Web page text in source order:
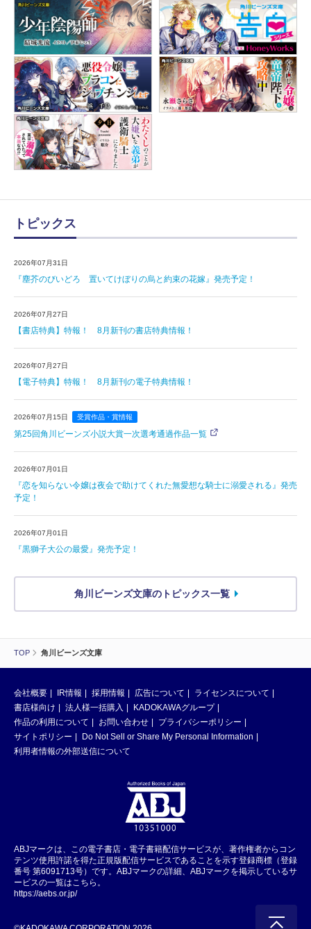
TOP 角川ビーンズ文庫
トピックス
2026年07月31日
『塵芥のびいどろ 置いてけぼりの烏と約束の花嫁』発売予定！
2026年07月27日
【書店特典】特報！ 8月新刊の書店特典情報！
2026年07月27日
【電子特典】特報！ 8月新刊の電子特典情報！
2026年07月15日 受賞作品・賞情報
第25回角川ビーンズ小説大賞一次選考通過作品一覧
2026年07月01日
『恋を知らない令嬢は夜会で助けてくれた無愛想な騎士に溺愛される』発売
予定！
2026年07月01日
『黒獅子大公の最愛』発売予定！
角川ビーンズ文庫のトピックス一覧
会社概要 IR情報 採用情報 広告について
ライセンスについて
書店様向け
法人様一括購入
KADOKAWAグループ
作品の利用について
お問い合わせ
プライバシーポリシー
サイトポリシー
Do Not Sell or Share My Personal Information
利用者情報の外部送信について
ABJマークは、この電子書店・電子書籍配信サービスが、著作権者からコン
テンツ使用許諾を得た正規版配信サービスであることを示す登録商標（登録
番号 第6091713号）です。ABJマークの詳細、ABJマークを掲示しているサ
ービスの一覧はこちら。
https://aebs.or.jp/